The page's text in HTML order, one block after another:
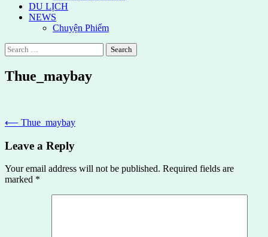
DU LỊCH
NEWS
Chuyện Phiếm
Search
for:
Thue_maybay
Post
navigation
⟵ Thue_maybay
Leave a Reply
Your email address will not be published. Required fields are
marked *